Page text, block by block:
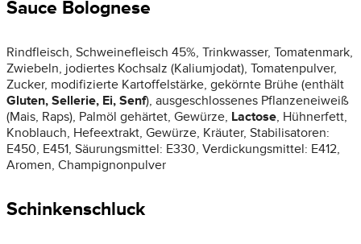
Sauce Bolognese
Rindfleisch, Schweinefleisch 45%, Trinkwasser, Tomatenmark,
Zwiebeln, jodiertes Kochsalz (Kaliumjodat), Tomatenpulver,
Zucker, modifizierte Kartoffelstärke, gekörnte Brühe (enthält
Gluten, Sellerie, Ei, Senf), ausgeschlossenes Pflanzeneiweiß
(Mais, Raps), Palmöl gehärtet, Gewürze, Lactose, Hühnerfett,
Knoblauch, Hefeextrakt, Gewürze, Kräuter, Stabilisatoren:
E450, E451, Säurungsmittel: E330, Verdickungsmittel: E412,
Aromen, Champignonpulver
Schinkenschluck